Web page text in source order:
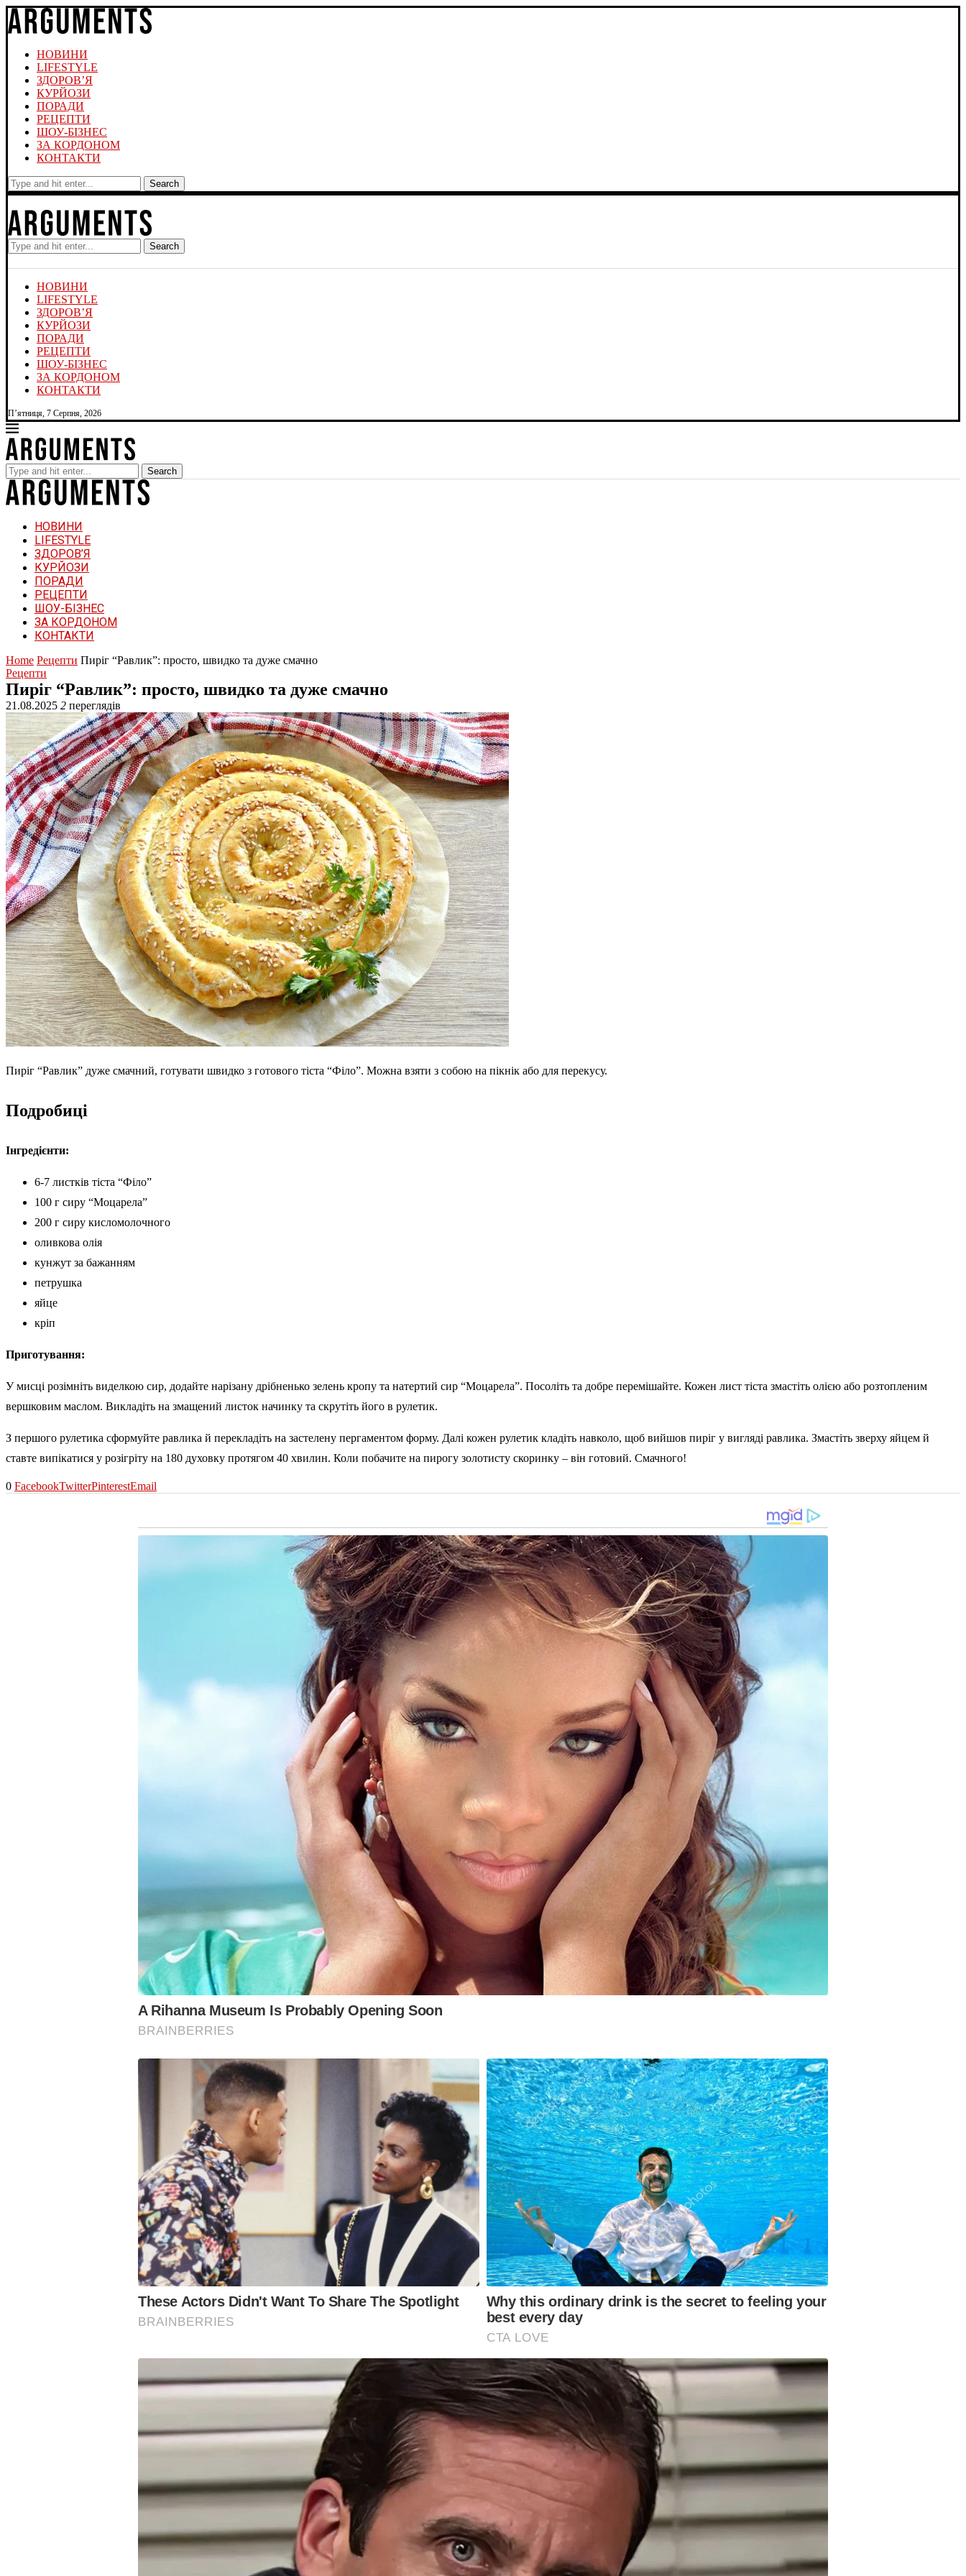
НОВИНИ
LIFESTYLE
ЗДОРОВ’Я
КУРЙОЗИ
ПОРАДИ
РЕЦЕПТИ
ШОУ-БІЗНЕС
ЗА КОРДОНОМ
КОНТАКТИ
Search
Search
НОВИНИ
LIFESTYLE
ЗДОРОВ’Я
КУРЙОЗИ
ПОРАДИ
РЕЦЕПТИ
ШОУ-БІЗНЕС
ЗА КОРДОНОМ
КОНТАКТИ
П’ятниця, 7 Серпня, 2026
Search
НОВИНИ
LIFESTYLE
ЗДОРОВ’Я
КУРЙОЗИ
ПОРАДИ
РЕЦЕПТИ
ШОУ-БІЗНЕС
ЗА КОРДОНОМ
КОНТАКТИ
Home Рецепти Пиріг “Равлик”: просто, швидко та дуже смачно
Рецепти
Пиріг “Равлик”: просто, швидко та дуже смачно
21.08.2025 2 переглядів
Пиріг “Равлик” дуже смачний, готувати швидко з готового тіста “Філо”. Можна взяти з собою на пікнік або для перекусу.
Подробиці
Інгредієнти:
6-7 листків тіста “Філо”
100 г сиру “Моцарела”
200 г сиру кисломолочного
оливкова олія
кунжут за бажанням
петрушка
яйце
кріп
Приготування:
У мисці розімніть виделкою сир, додайте нарізану дрібненько зелень кропу та натертий сир “Моцарела”. Посоліть та добре перемішайте. Кожен лист тіста змастіть олією або розтопленим
вершковим маслом. Викладіть на змащений листок начинку та скрутіть його в рулетик.
З першого рулетика сформуйте равлика й перекладіть на застелену пергаментом форму. Далі кожен рулетик кладіть навколо, щоб вийшов пиріг у вигляді равлика. Змастіть зверху яйцем й
ставте випікатися у розігріту на 180 духовку протягом 40 хвилин. Коли побачите на пирогу золотисту скоринку – він готовий. Смачного!
0 FacebookTwitterPinterestEmail